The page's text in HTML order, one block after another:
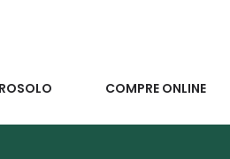
COMPRE ONLINE